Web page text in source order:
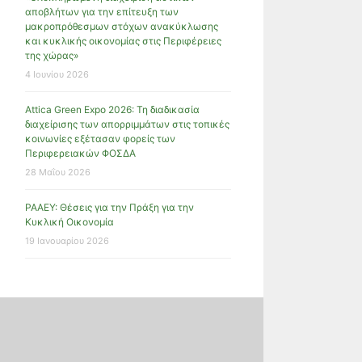
αποβλήτων για την επίτευξη των
μακροπρόθεσμων στόχων ανακύκλωσης
και κυκλικής οικονομίας στις Περιφέρειες
της χώρας»
4 Ιουνίου 2026
Attica Green Expo 2026: Τη διαδικασία
διαχείρισης των απορριμμάτων στις τοπικές
κοινωνίες εξέτασαν φορείς των
Περιφερειακών ΦΟΣΔΑ
28 Μαΐου 2026
ΡΑΑΕΥ: Θέσεις για την Πράξη για την
Κυκλική Οικονομία
19 Ιανουαρίου 2026